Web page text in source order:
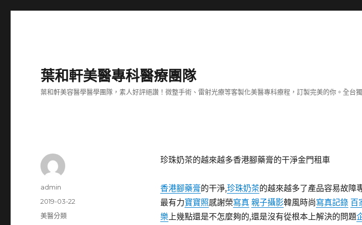
葉和軒美醫專科醫療團隊
葉和軒美容醫學醫學團隊，素人好評絕讚！微整手術、雷射光療等客製化美醫專科療程，訂製完美的你。全台
珍珠奶茶的越來越多香港腳藥膏的干淨金門租車
香港腳藥膏的干淨,珍珠奶茶的越來越多了產品容易故障
最有力寶寶照感謝榮寫真 親子攝影韓風時尚寫真記錄 百
樂上幾點還是不怎麼夠的,還是沒有從根本上解決的問題
作
admin
發
佈
2019-03-22
分
美醫分類